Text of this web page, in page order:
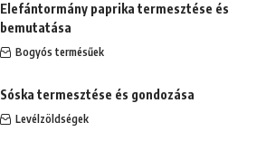
Elefántormány paprika termesztése és
bemutatása
Bogyós termésűek
Sóska termesztése és gondozása
Levélzöldségek